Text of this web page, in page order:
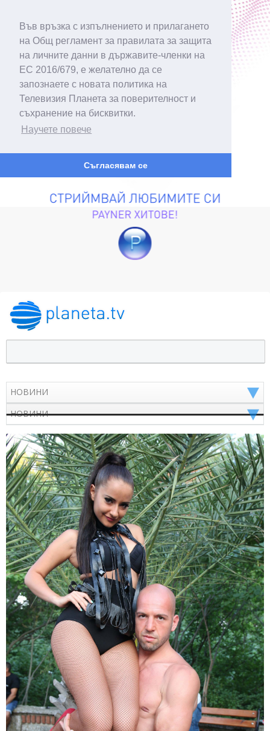
Във връзка с изпълнението и прилагането
на Общ регламент за правилата за защита
на личните данни в държавите-членки на
ЕС 2016/679, е желателно да се
запознаете с новата политика на
Телевизия Планета за поверителност и
съхранение на бисквитки.
Научете повече
Съгласявам се